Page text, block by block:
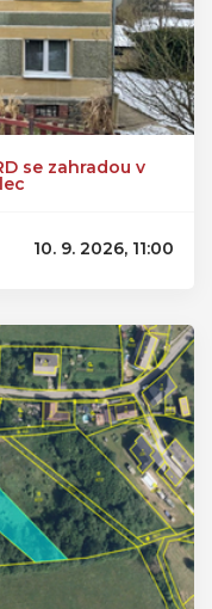
se zahradou v
10. 9. 2026, 11:00